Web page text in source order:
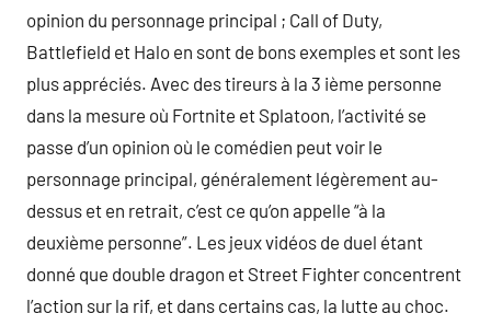
opinion du personnage principal ; Call of Duty,
Battlefield et Halo en sont de bons exemples et sont les
plus appréciés. Avec des tireurs à la 3 ième personne
dans la mesure où Fortnite et Splatoon, l’activité se
passe d’un opinion où le comédien peut voir le
personnage principal, généralement légèrement au-
dessus et en retrait, c’est ce qu’on appelle “à la
deuxième personne”. Les jeux vidéos de duel étant
donné que double dragon et Street Fighter concentrent
l’action sur la rif, et dans certains cas, la lutte au choc.